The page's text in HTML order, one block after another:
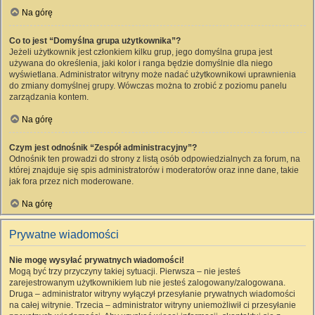
Na górę
Co to jest “Domyślna grupa użytkownika”?
Jeżeli użytkownik jest członkiem kilku grup, jego domyślna grupa jest
używana do określenia, jaki kolor i ranga będzie domyślnie dla niego
wyświetlana. Administrator witryny może nadać użytkownikowi uprawnienia
do zmiany domyślnej grupy. Wówczas można to zrobić z poziomu panelu
zarządzania kontem.
Na górę
Czym jest odnośnik “Zespół administracyjny”?
Odnośnik ten prowadzi do strony z listą osób odpowiedzialnych za forum, na
której znajduje się spis administratorów i moderatorów oraz inne dane, takie
jak fora przez nich moderowane.
Na górę
Prywatne wiadomości
Nie mogę wysyłać prywatnych wiadomości!
Mogą być trzy przyczyny takiej sytuacji. Pierwsza – nie jesteś
zarejestrowanym użytkownikiem lub nie jesteś zalogowany/zalogowana.
Druga – administrator witryny wyłączył przesyłanie prywatnych wiadomości
na całej witrynie. Trzecia – administrator witryny uniemożliwił ci przesyłanie